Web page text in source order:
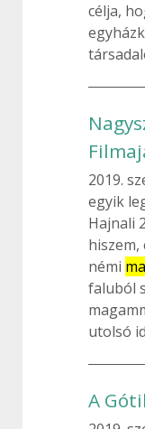
célja,
2019.
egyik
Hajnali
hiszem,
némi
faluból
utolsó
A